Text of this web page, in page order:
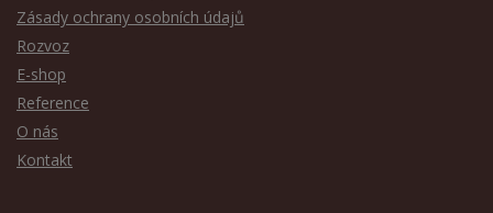
Zásady ochrany osobních údajů
Rozvoz
E-shop
Reference
O nás
Kontakt